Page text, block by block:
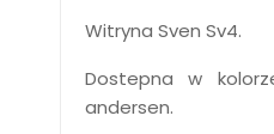
Witryna Sven Sv4.
Dostepna w
andersen.